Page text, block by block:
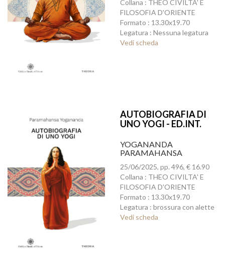
Collana : THEO CIVILTA' E
FILOSOFIA D'ORIENTE
Formato : 13.30x19.70
Legatura : Nessuna legatura
Vedi scheda
AUTOBIOGRAFIA DI
UNO YOGI - ED.INT.
YOGANANDA
PARAMAHANSA
25/06/2025, pp. 496, € 16.90
Collana : THEO CIVILTA' E
FILOSOFIA D'ORIENTE
Formato : 13.30x19.70
Legatura : brossura con alette
Vedi scheda